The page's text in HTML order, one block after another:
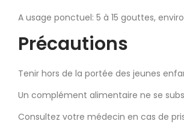
A usage ponctuel: 5 à 15 gouttes,
Précautions
Tenir hors de la portée des jeunes
Un complément alimentaire ne se
Consultez votre médecin en cas de